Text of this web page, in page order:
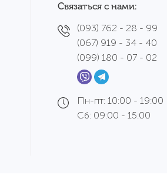
Связаться с нами:
(093) 762 - 28 - 99
(067) 919 - 34 - 40
(099) 180 - 07 - 02
Пн-пт: 10:00 - 19:00
Сб: 09:00 - 15:00